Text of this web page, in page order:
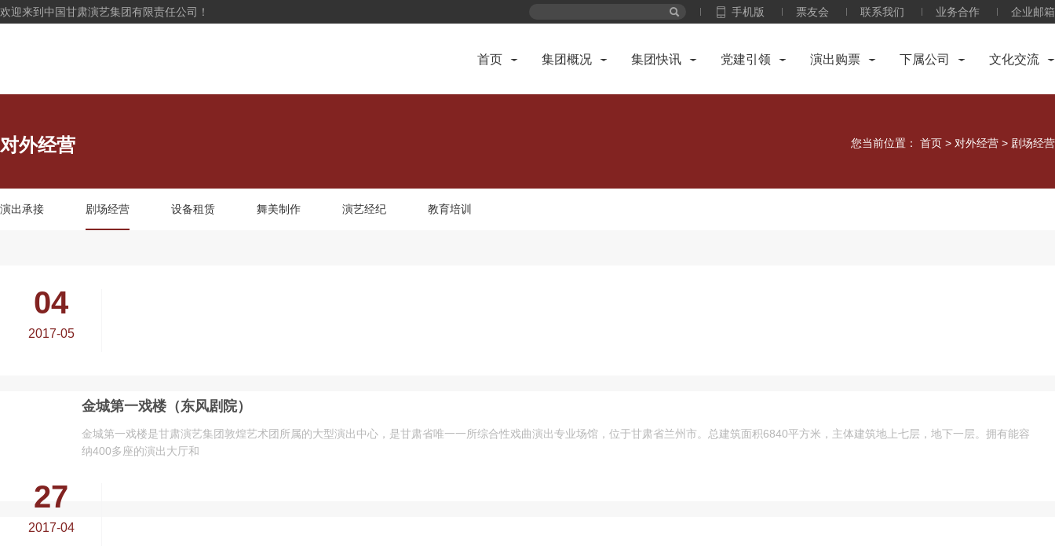
欢迎来到中国甘肃演艺集团有限责任公司！ 手机版 票友会 联系我们 业务合作 企业邮箱
首页 集团概况 集团快讯 党建引领 演出购票 下属公司 文化交流
对外经营 您当前位置： 首页 > 对外经营 > 剧场经营
演出承接 剧场经营 设备租赁 舞美制作 演艺经纪 教育培训
04
2017-05
金城第一戏楼（东风剧院）
金城第一戏楼是甘肃演艺集团敦煌艺术团所属的大型演出中心，是甘肃省唯一一所综合性戏曲演出专业场馆，位于甘肃省兰州市。总建筑面积6840平方米，主体建筑地上七层，地下一层。拥有能容
纳400多座的演出大厅和
27
2017-04